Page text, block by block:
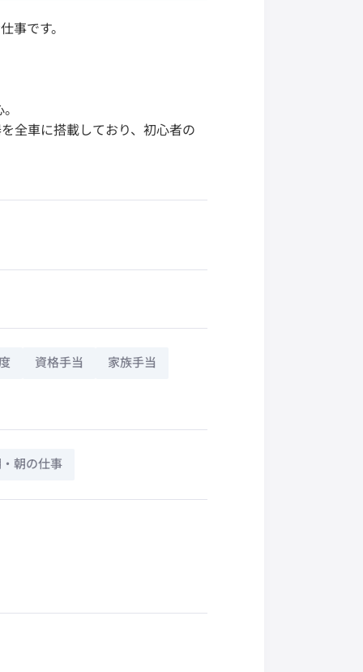
事です。
全車に搭載しており、初心者の
資格手当 家族手当
朝の仕事